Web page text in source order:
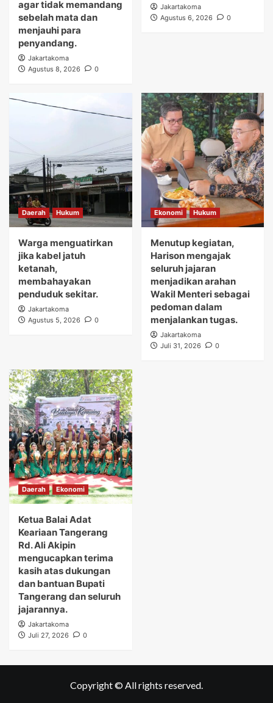
agar tidak memandang
sebelah mata dan
menjauhi para
penyandang.
Jakartakoma
Agustus 8, 2026
0
Jakartakoma
Agustus 6, 2026
0
Daerah Hukum
Warga menguatirkan
jika kabel jatuh
ketanah,
membahayakan
penduduk sekitar.
Jakartakoma
Agustus 5, 2026
0
Ekonomi Hukum
Menutup kegiatan,
Harison mengajak
seluruh jajaran
menjadikan arahan
Wakil Menteri sebagai
pedoman dalam
menjalankan tugas.
Jakartakoma
Juli 31, 2026
0
Daerah Ekonomi
Ketua Balai Adat
Keariaan Tangerang
Rd. Ali Akipin
mengucapkan terima
kasih atas dukungan
dan bantuan Bupati
Tangerang dan seluruh
jajarannya.
Jakartakoma
Juli 27, 2026
0
Copyright © All rights reserved.